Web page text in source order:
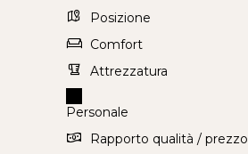
Posizione
Comfort
Attrezzatura
Personale
Rapporto qualità / prezzo